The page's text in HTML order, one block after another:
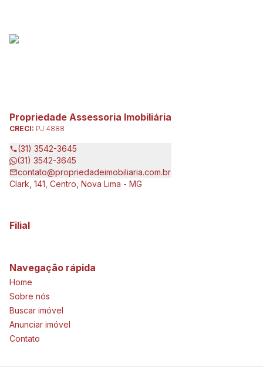
Propriedade Assessoria Imobiliária
CRECI: PJ 4888
(31) 3542-3645
(31) 3542-3645
contato@propriedadeimobiliaria.com.br
Clark, 141, Centro, Nova Lima - MG
Filial
Navegação rápida
Home
Sobre nós
Buscar imóvel
Anunciar imóvel
Contato